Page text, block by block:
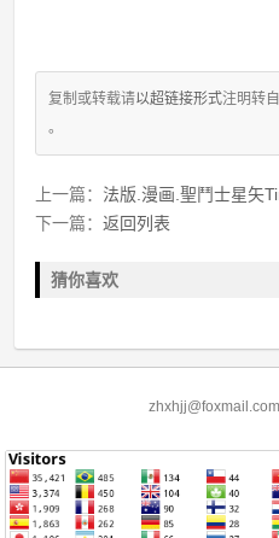
复制或转载请以超链接形式注明转
。
上一篇： 法版.漫画.聖鬥士星矢
下一篇：返回列表
猜你喜欢